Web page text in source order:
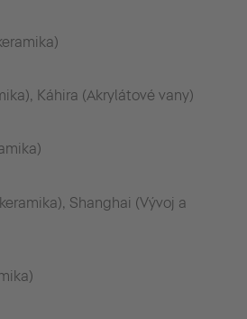
Káhira (Akrylátové vany)
Shanghai (Vývoj a